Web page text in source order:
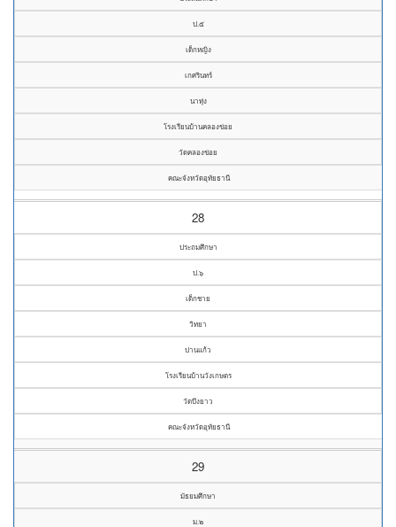
ป.๕
เด็กหญิง
เกศรินทร์
นาทุ่ง
โรงเรียนบ้านคลองข่อย
วัดคลองข่อย
คณะจังหวัดอุทัยธานี
28
ประถมศึกษา
ป.๖
เด็กชาย
วิทยา
ปานแก้ว
โรงเรียนบ้านวังเกษตร
วัดบึงยาว
คณะจังหวัดอุทัยธานี
29
มัธยมศึกษา
ม.๒